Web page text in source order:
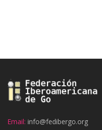
Email: info@fedibergo.org